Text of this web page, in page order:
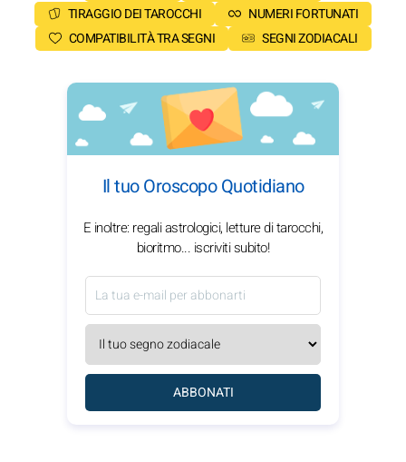
TIRAGGIO DEI TAROCCHI
NUMERI FORTUNATI
COMPATIBILITÀ TRA SEGNI
SEGNI ZODIACALI
Il tuo Oroscopo Quotidiano
E inoltre: regali astrologici, letture di tarocchi,
bioritmo... iscriviti subito!
ABBONATI